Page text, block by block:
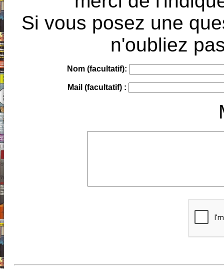
Si vous posez une
n'oubliez
Nom (facultatif):
Mail (facultatif) :